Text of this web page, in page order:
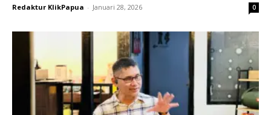
Redaktur KlikPapua - Januari 28, 2026 0